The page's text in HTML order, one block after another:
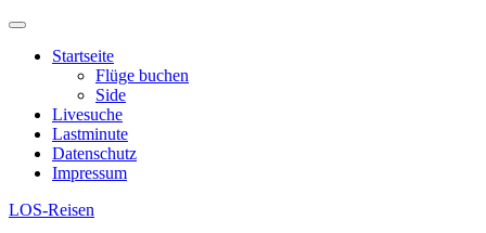
Startseite
Flüge buchen
Side
Livesuche
Lastminute
Datenschutz
Impressum
LOS-Reisen